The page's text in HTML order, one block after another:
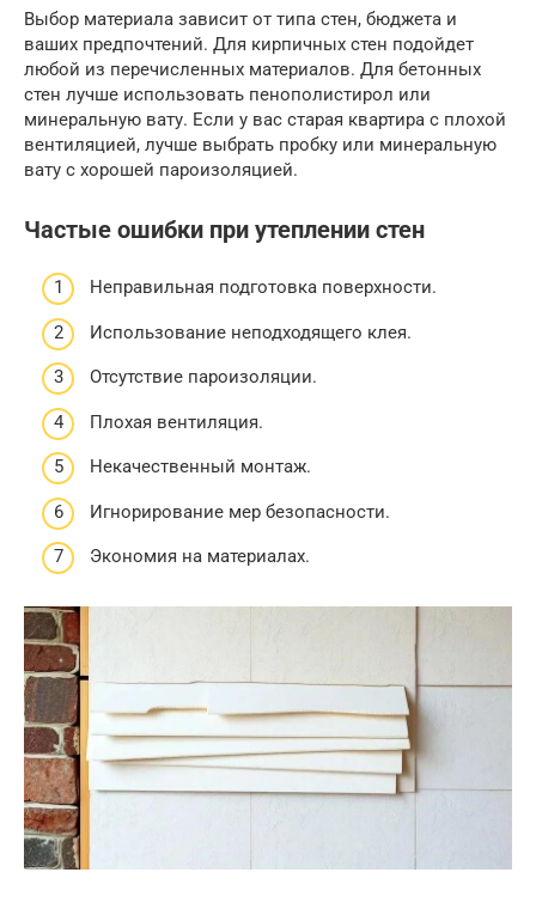
Выбор материала зависит от типа стен, бюджета и
ваших предпочтений. Для кирпичных стен подойдет
любой из перечисленных материалов. Для бетонных
стен лучше использовать пенополистирол или
минеральную вату. Если у вас старая квартира с плохой
вентиляцией, лучше выбрать пробку или минеральную
вату с хорошей пароизоляцией.
Частые ошибки при утеплении стен
Неправильная подготовка поверхности.
Использование неподходящего клея.
Отсутствие пароизоляции.
Плохая вентиляция.
Некачественный монтаж.
Игнорирование мер безопасности.
Экономия на материалах.